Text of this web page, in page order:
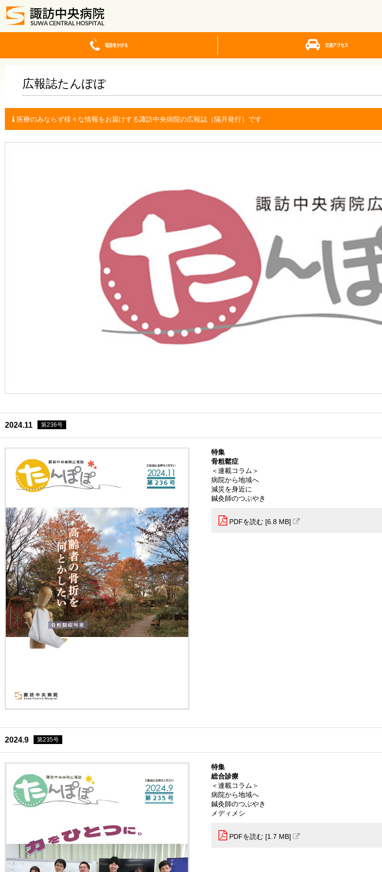
広報誌たんぽぽ
医療のみならず様々な情報をお届けする諏訪中央病院の広報誌（隔月発行）です
2024.11 第236号
特集
骨粗鬆症
＜連載コラム＞
病院から地域へ
減災を身近に
鍼灸師のつぶやき
PDFを読む [6.8 MB]
2024.9 第235号
特集
総合診療
＜連載コラム＞
病院から地域へ
鍼灸師のつぶやき
メディメシ
PDFを読む [1.7 MB]